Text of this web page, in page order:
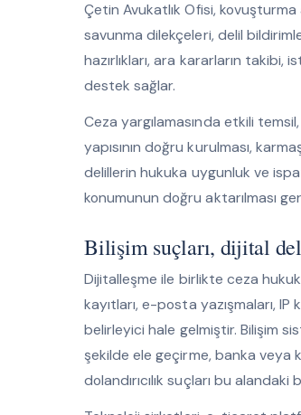
Çetin Avukatlık Ofisi, kovuşturma
savunma dilekçeleri, delil
hazırlıkları, ara kararların
destek sağlar.
Ceza yargılamasında etkili
yapısının doğru kurulması,
delillerin hukuka uygunluk ve
konumunun doğru aktarılması
Bilişim suçları, dijital
Dijitalleşme ile birlikte ceza
kayıtları, e-posta yazışmaları,
belirleyici hale gelmiştir. Bilişim
şekilde ele geçirme, banka veya
dolandırıcılık suçları bu